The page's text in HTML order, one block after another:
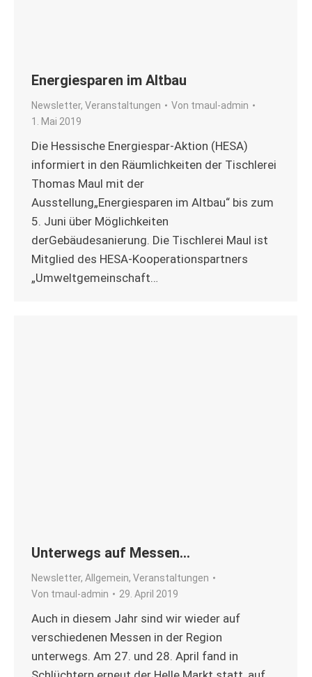
Energiesparen im Altbau
Newsletter, Veranstaltungen Von tmaul-admin
1. Mai 2019
Die Hessische Energiespar-Aktion (HESA)
informiert in den Räumlichkeiten der Tischlerei
Thomas Maul mit der
Ausstellung„Energiesparen im Altbau“ bis zum
5. Juni über Möglichkeiten
derGebäudesanierung. Die Tischlerei Maul ist
Mitglied des HESA-Kooperationspartners
„Umweltgemeinschaft…
Unterwegs auf Messen…
Newsletter, Allgemein, Veranstaltungen
Von tmaul-admin 29. April 2019
Auch in diesem Jahr sind wir wieder auf
verschiedenen Messen in der Region
unterwegs. Am 27. und 28. April fand in